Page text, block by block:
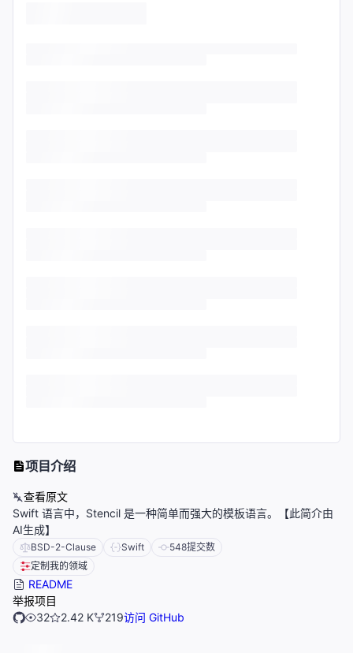
项目介绍
查看原文
Swift 语言中，Stencil 是一种简单而强大的模板语言。【此简介由
AI生成】
BSD-2-Clause Swift 548提交数
定制我的领域
README
举报项目
32
2.42 K 219访问 GitHub